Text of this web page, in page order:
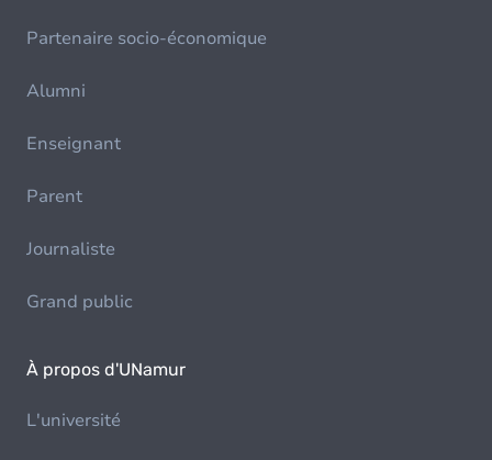
Partenaire socio-économique
Alumni
Enseignant
Parent
Journaliste
Grand public
À propos d'UNamur
L'université